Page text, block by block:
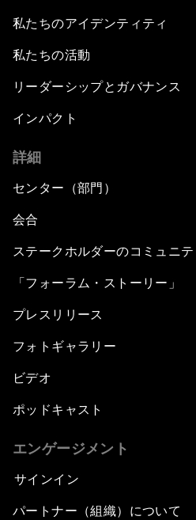
私たちのアイデンティティ
私たちの活動
リーダーシップとガバナンス
インパクト
詳細
センター（部門）
会合
ステークホルダーのコミュニテ
「フォーラム・ストーリー」
プレスリリース
フォトギャラリー
ビデオ
ポッドキャスト
エンゲージメント
サインイン
パートナー（組織）について